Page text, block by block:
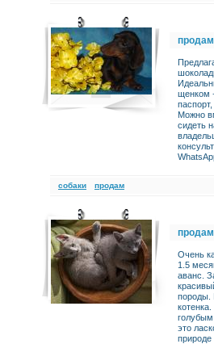
продам
щенком
Можно
сидеть
cобаки продам
продам
Очень
1.5
аванс.
породы.
голубым
это